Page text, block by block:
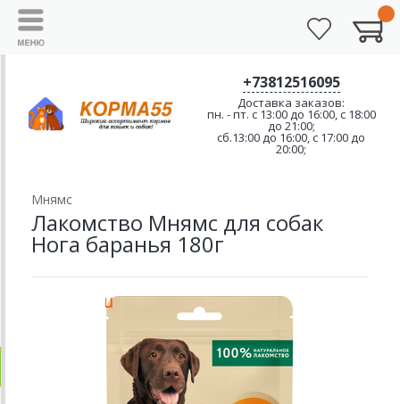
+73812516095
Доставка заказов:
пн. - пт. с 13:00 до 16:00, с 18:00
до 21:00;
сб.13:00 до 16:00, с 17:00 до
20:00;
Мнямс
Лакомство Мнямс для собак
Нога баранья 180г